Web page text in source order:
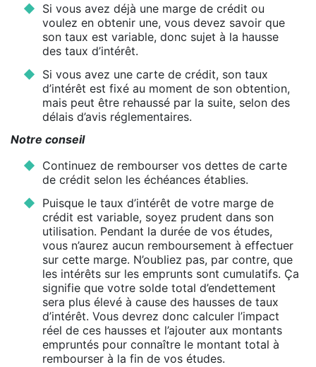
Si vous avez déjà une marge de crédit ou
voulez en obtenir une, vous devez savoir que
son taux est variable, donc sujet à la hausse
des taux d’intérêt.
Si vous avez une carte de crédit, son taux
d’intérêt est fixé au moment de son obtention,
mais peut être rehaussé par la suite, selon des
délais d’avis réglementaires.
Notre conseil
Continuez de rembourser vos dettes de carte
de crédit selon les échéances établies.
Puisque le taux d’intérêt de votre marge de
crédit est variable, soyez prudent dans son
utilisation. Pendant la durée de vos études,
vous n’aurez aucun remboursement à effectuer
sur cette marge. N’oubliez pas, par contre, que
les intérêts sur les emprunts sont cumulatifs. Ça
signifie que votre solde total d’endettement
sera plus élevé à cause des hausses de taux
d’intérêt. Vous devrez donc calculer l’impact
réel de ces hausses et l’ajouter aux montants
empruntés pour connaître le montant total à
rembourser à la fin de vos études.